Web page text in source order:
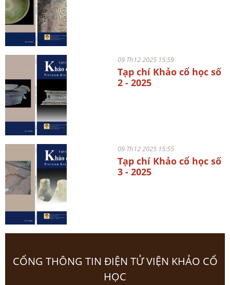
09 Th12 2025 15:59
Tạp chí Khảo cổ học số
2 - 2025
09 Th12 2025 15:55
Tạp chí Khảo cổ học số
3 - 2025
CỔNG THÔNG TIN ĐIỆN TỬ VIỆN KHẢO CỔ
HỌC